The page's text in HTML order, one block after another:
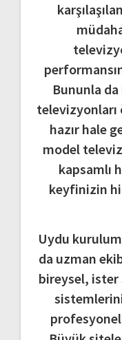
Bununla da
televizyonları
hazır hale
model
kapsamlı
keyfinizin
Uydu
da uzman
bireysel,